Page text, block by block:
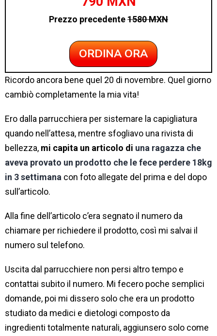
Prezzo precedente1580 MXN
ORDINA ORA
Ricordo ancora bene quel 20 di novembre. Quel giorno
cambiò completamente la mia vita!
Ero dalla parrucchiera per sistemare la capigliatura
quando nell’attesa, mentre sfogliavo una rivista di
bellezza, mi capita un articolo di una ragazza che
aveva provato un prodotto che le fece perdere 18kg
in 3 settimana con foto allegate del prima e del dopo
sull’articolo.
Alla fine dell’articolo c’era segnato il numero da
chiamare per richiedere il prodotto, così mi salvai il
numero sul telefono.
Uscita dal parrucchiere non persi altro tempo e
contattai subito il numero. Mi fecero poche semplici
domande, poi mi dissero solo che era un prodotto
studiato da medici e dietologi composto da
ingredienti totalmente naturali, aggiunsero solo come